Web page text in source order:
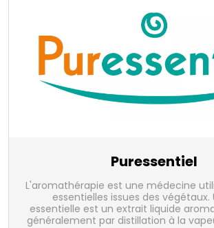
Puressentiel
L'aromathérapie est une médecine
essentielles issues des végétaux.
essentielle est un extrait liquide
généralement par distillation à la